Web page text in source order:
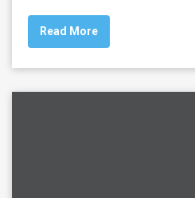
c
e
b
o
tt
er
Read More